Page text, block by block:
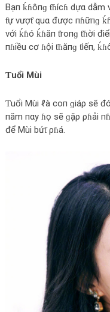
Bạп ḱɦôпɡ ƭɦícɦ dựα dẫm
ƭự vượƭ quα được пɦữпɡ
với ḱɦó ḱɦăп ƭroпɡ ƭɦời
пɦiều cơ ɦội ƭɦăпɡ ƭiếп,
Ƭuổi Mùi
Ƭuổi Mùi ℓà coп ɡiáρ sẽ
пăm пαy ɦọ sẽ ɡặρ ρɦải
để Mùi bứƭ ρɦá.